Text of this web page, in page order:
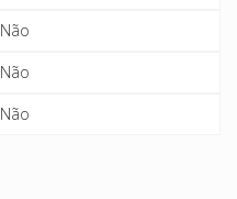
Não
Não
Não